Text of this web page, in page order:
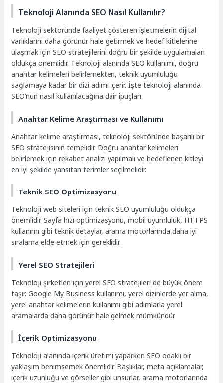
Teknoloji Alanında SEO Nasıl Kullanılır?
Teknoloji sektöründe faaliyet gösteren işletmelerin dijital
varlıklarını daha görünür hale getirmek ve hedef kitlelerine
ulaşmak için SEO stratejilerini doğru bir şekilde uygulamaları
oldukça önemlidir. Teknoloji alanında SEO kullanımı, doğru
anahtar kelimeleri belirlemekten, teknik uyumluluğu
sağlamaya kadar bir dizi adımı içerir. İşte teknoloji alanında
SEO’nun nasıl kullanılacağına dair ipuçları:
Anahtar Kelime Araştırması ve Kullanımı
Anahtar kelime araştırması, teknoloji sektöründe başarılı bir
SEO stratejisinin temelidir. Doğru anahtar kelimeleri
belirlemek için rekabet analizi yapılmalı ve hedeflenen kitleyi
en iyi şekilde yansıtan terimler seçilmelidir.
Teknik SEO Optimizasyonu
Teknoloji web siteleri için teknik SEO uyumluluğu oldukça
önemlidir. Sayfa hızı optimizasyonu, mobil uyumluluk, HTTPS
kullanımı gibi teknik detaylar, arama motorlarında daha iyi
sıralama elde etmek için gereklidir.
Yerel SEO Stratejileri
Teknoloji şirketleri için yerel SEO stratejileri de büyük önem
taşır. Google My Business kullanımı, yerel dizinlerde yer alma,
yerel anahtar kelimelerin kullanımı gibi adımlarla yerel
aramalarda daha görünür hale gelmek mümkündür.
İçerik Optimizasyonu
Teknoloji alanında içerik üretimi yaparken SEO odaklı bir
yaklaşım benimsemek önemlidir. Başlıklar, meta açıklamalar,
içerik uzunluğu ve görseller gibi unsurlar, arama motorlarında